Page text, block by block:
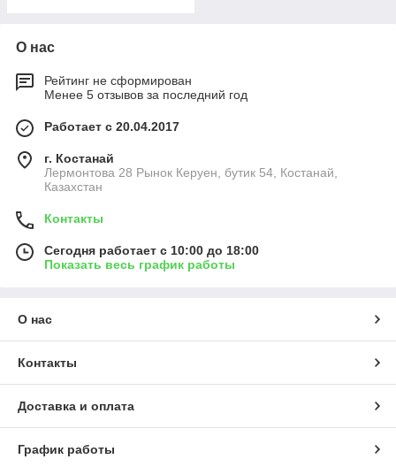
О нас
Рейтинг не сформирован
Менее 5 отзывов за последний год
Работает с 20.04.2017
г. Костанай
Лермонтова 28 Рынок Керуен, бутик 54, Костанай,
Казахстан
Контакты
Сегодня работает с 10:00 до 18:00
Показать весь график работы
О нас
Контакты
Доставка и оплата
График работы